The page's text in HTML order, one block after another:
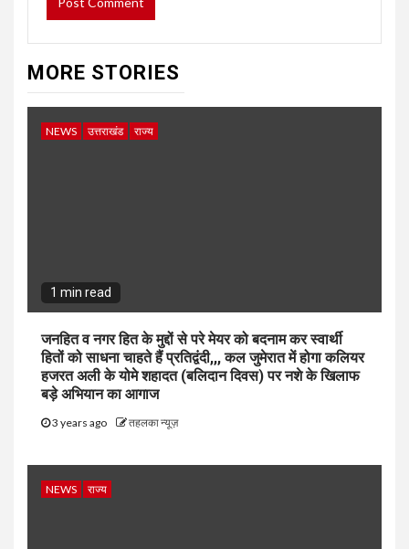
MORE STORIES
NEWS उत्तराखंड राज्य
1 min read
जनहित व नगर हित के मुद्दों से परे मेयर को बदनाम कर स्वार्थी
हितों को साधना चाहते हैं प्रतिद्वंदी,,, कल जुमेरात में होगा कलियर
हजरत अली के योमे शहादत (बलिदान दिवस) पर नशे के खिलाफ
बड़े अभियान का आगाज
3 years ago तहलका न्यूज़
NEWS राज्य